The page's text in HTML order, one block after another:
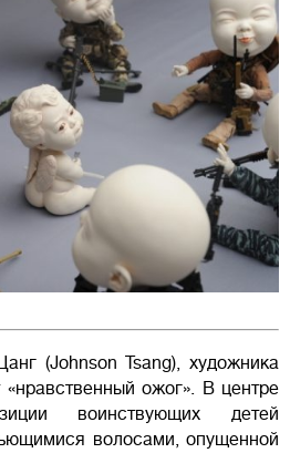
(Johnson Tsang), художника
ожог». В центре
воинствующих детей
волосами, опущенной